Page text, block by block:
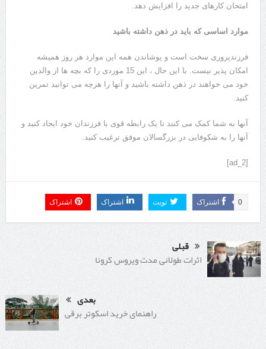
امتحان کارهای جدید را افزایش دهد.
موارد اساسی که باید در ذهن داشته باشید
فرزندپروری سخت است و پوشاندن همه این موارد هر روز همیشه
امکان پذیر نیست. با این حال ، این 15 موردی را که بچه ها از والدین
خود می خواهند در ذهن داشته باشید و آنها را هرچه می توانید تمرین
کنید.
آنها به شما کمک می کنند تا یک رابطه قوی با فرزندان خود ایجاد کنید و
آنها را به شکوفایی در بزرگسالان موفق ترغیب کنید.
[ad_2]
اشتراک 0 تویت اشتراک اشتراک
قبلی
اثرات طولانی مدت ویروس کرونا
بعدی
راهنمای خرید اسکوتر برقی